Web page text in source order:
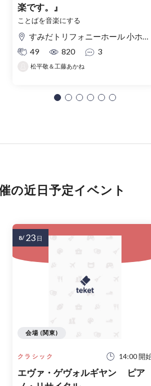
楽です。』
ことばを音楽にする
すみだトリフォニーホール 小ホール
49
820 3
松平敬＆工藤あかね
の近日予定イベント
クラシック 14:00 開
エヴァ・ゲヴォルギヤン ピア
会場 (関東)
8/ 23 日